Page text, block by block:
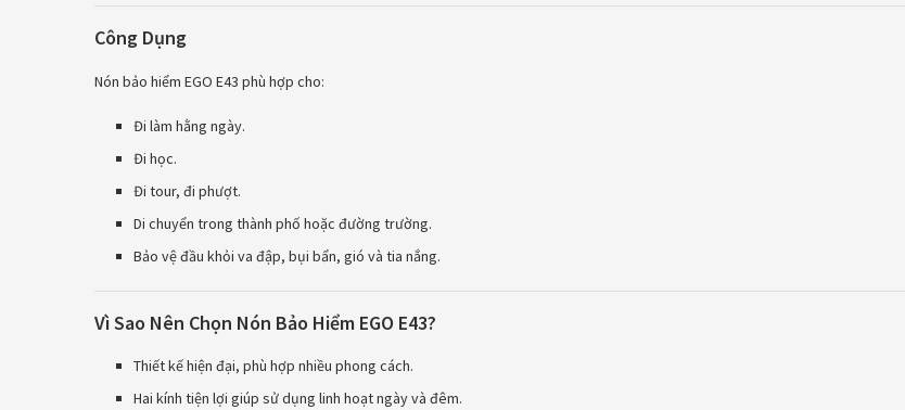
Công Dụng
Nón bảo hiểm EGO E43 phù hợp cho:
Đi làm hằng ngày.
Đi học.
Đi tour, đi phượt.
Di chuyển trong thành phố hoặc đường trường.
Bảo vệ đầu khỏi va đập, bụi bẩn, gió và tia nắng.
Vì Sao Nên Chọn Nón Bảo Hiểm EGO E43?
Thiết kế hiện đại, phù hợp nhiều phong cách.
Hai kính tiện lợi giúp sử dụng linh hoạt ngày và đêm.